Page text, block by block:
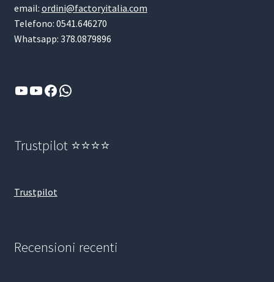
email: ordini@factoryitalia.com
Telefono: 0541.646270
Whatsapp: 378.0879896
YouTube
YouTube
Facebook
WhatsApp
Trustpilot ⭐⭐⭐⭐
Trustpilot
Recensioni recenti